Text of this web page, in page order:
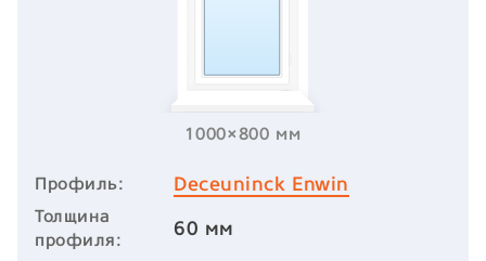
1000×800 мм
Профиль: Deceuninck Enwin
Толщина
профиля:
60 мм